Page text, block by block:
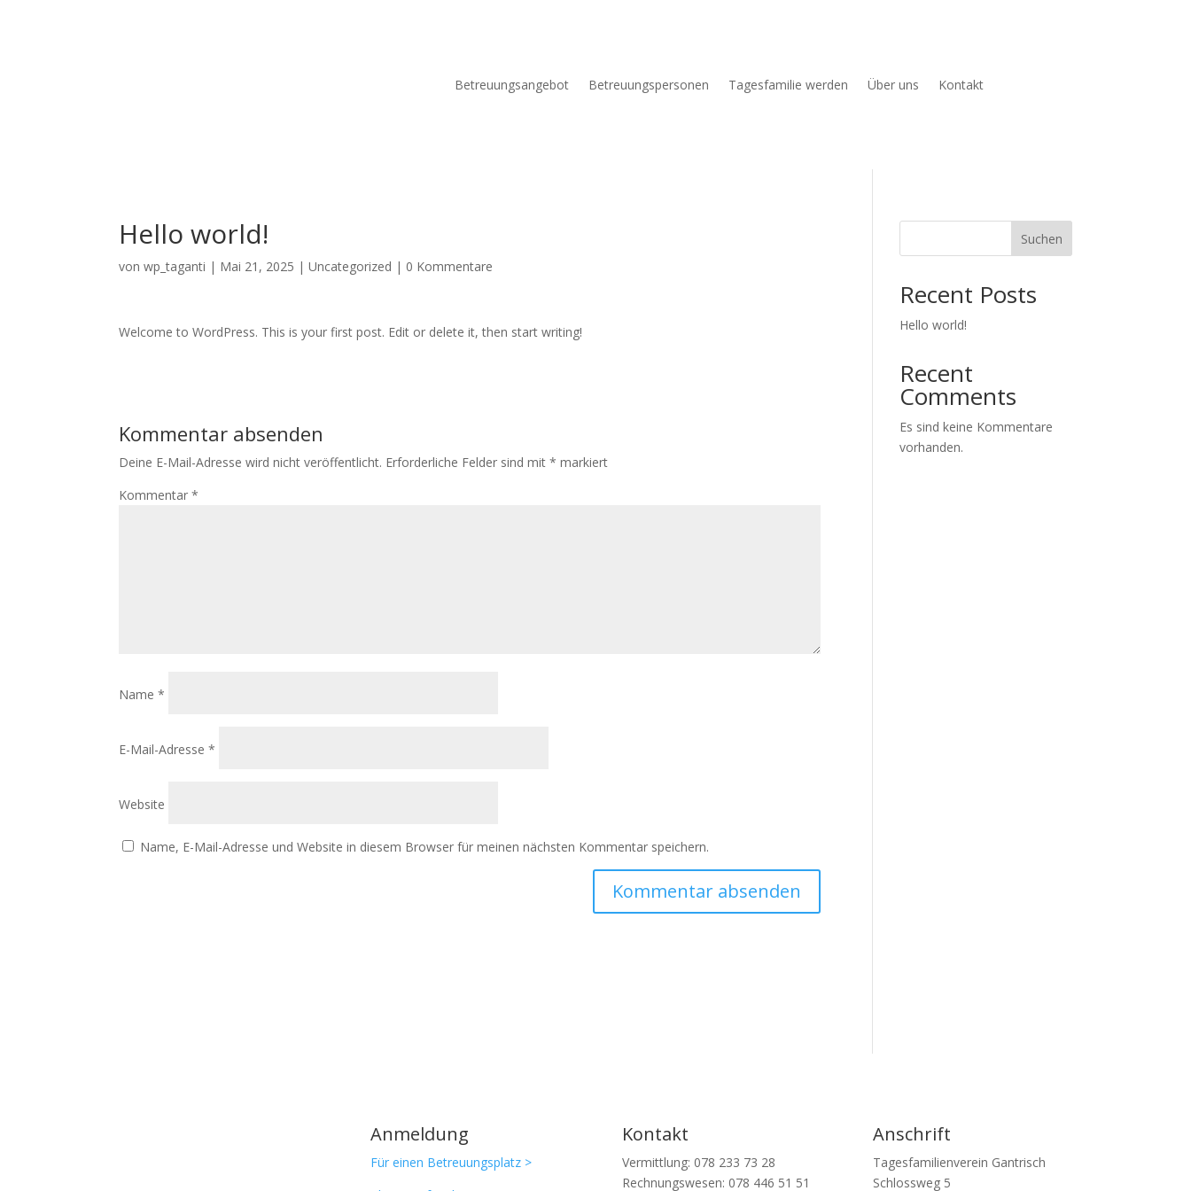
Betreuungsangebot Betreuungspersonen Tagesfamilie werden Über uns Kontakt
Hello world!
vonwp_taganti | Mai 21, 2025 |Uncategorized | 0 Kommentare
Welcome to WordPress. This is your first post. Edit or delete it, then start writing!
Kommentar absenden
Deine E-Mail-Adresse wird nicht veröffentlicht. Erforderliche Felder sind mit* markiert
Kommentar*
Name*
E-Mail-Adresse*
Website
Name, E-Mail-Adresse und Website in diesem Browser für meinen nächsten Kommentar speichern.
Suchen
Recent Posts
Hello world!
Recent
Comments
Es sind keine Kommentare
vorhanden.
Anmeldung
Für einen Betreuungsplatz >
Kontakt
Vermittlung: 078 233 73 28
Rechnungswesen: 078 446 51 51
Anschrift
Tagesfamilienverein Gantrisch
Schlossweg 5